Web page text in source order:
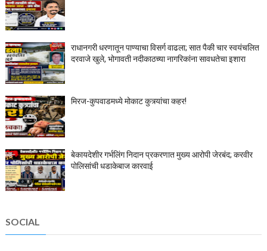
राधानगरी धरणातून पाण्याचा विसर्ग वाढला; सात पैकी चार स्वयंचलित
दरवाजे खुले, भोगावती नदीकाठच्या नागरिकांना सावधतेचा इशारा
मिरज-कुपवाडमध्ये मोकाट कुत्र्यांचा कहर!
बेकायदेशीर गर्भलिंग निदान प्रकरणात मुख्य आरोपी जेरबंद; करवीर
पोलिसांची धडाकेबाज कारवाई
SOCIAL